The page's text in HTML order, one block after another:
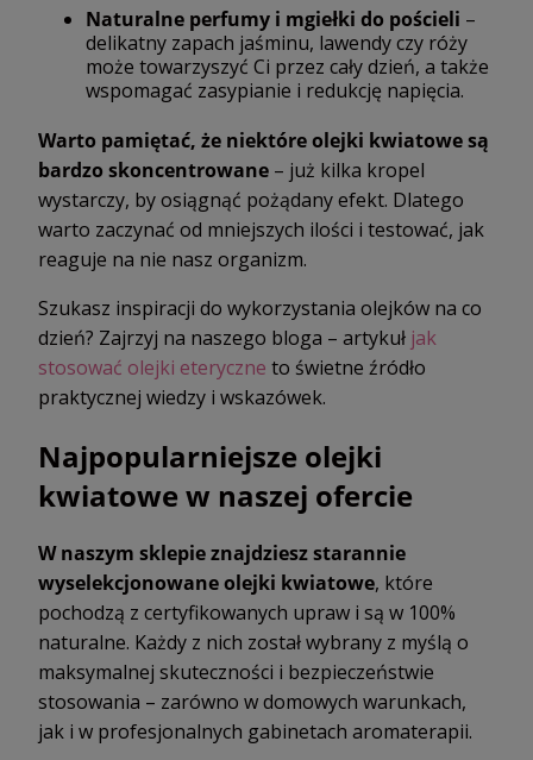
Naturalne perfumy i mgiełki do pościeli –
delikatny zapach jaśminu, lawendy czy róży
może towarzyszyć Ci przez cały dzień, a także
wspomagać zasypianie i redukcję napięcia.
Warto pamiętać, że niektóre olejki kwiatowe są
bardzo skoncentrowane – już kilka kropel
wystarczy, by osiągnąć pożądany efekt. Dlatego
warto zaczynać od mniejszych ilości i testować, jak
reaguje na nie nasz organizm.
Szukasz inspiracji do wykorzystania olejków na co
dzień? Zajrzyj na naszego bloga – artykuł jak
stosować olejki eteryczne to świetne źródło
praktycznej wiedzy i wskazówek.
Najpopularniejsze olejki
kwiatowe w naszej ofercie
W naszym sklepie znajdziesz starannie
wyselekcjonowane olejki kwiatowe, które
pochodzą z certyfikowanych upraw i są w 100%
naturalne. Każdy z nich został wybrany z myślą o
maksymalnej skuteczności i bezpieczeństwie
stosowania – zarówno w domowych warunkach,
jak i w profesjonalnych gabinetach aromaterapii.